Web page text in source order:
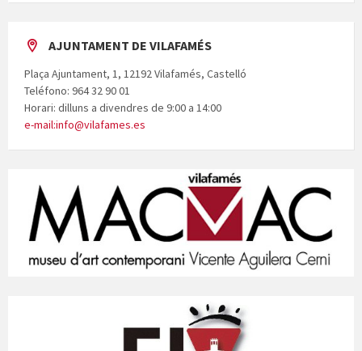
AJUNTAMENT DE VILAFAMÉS
Plaça Ajuntament, 1, 12192 Vilafamés, Castelló
Teléfono: 964 32 90 01
Horari: dilluns a divendres de 9:00 a 14:00
e-mail:info@vilafames.es